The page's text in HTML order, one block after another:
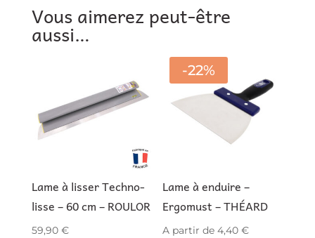
Vous aimerez peut-être
aussi…
Lame à lisser Techno-
lisse – 60 cm – ROULOR
59,90 €
-22%
Lame à enduire –
Ergomust – THÉARD
A partir de4,40€